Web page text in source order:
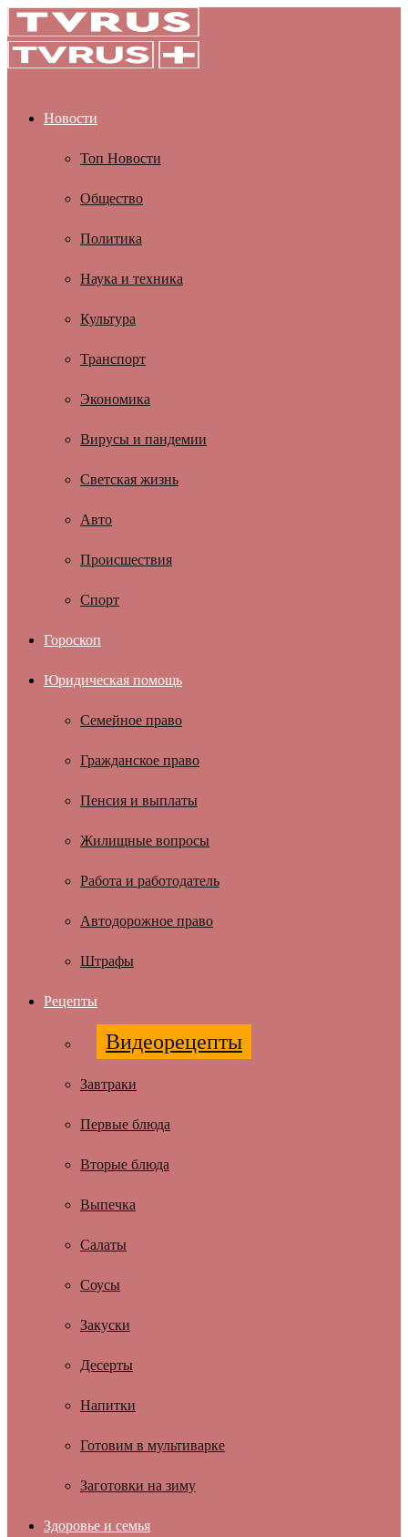
Новости
Топ Новости
Общество
Политика
Наука и техника
Культура
Транспорт
Экономика
Вирусы и пандемии
Светская жизнь
Авто
Происшествия
Спорт
Гороскоп
Юридическая помощь
Семейное право
Гражданское право
Пенсия и выплаты
Жилищные вопросы
Работа и работодатель
Автодорожное право
Штрафы
Рецепты
Видеорецепты
Завтраки
Первые блюда
Вторые блюда
Выпечка
Салаты
Соусы
Закуски
Десерты
Напитки
Готовим в мультиварке
Заготовки на зиму
Здоровье и семья